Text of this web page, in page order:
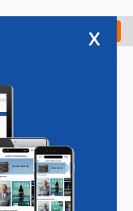
Check in
Vacatures
x